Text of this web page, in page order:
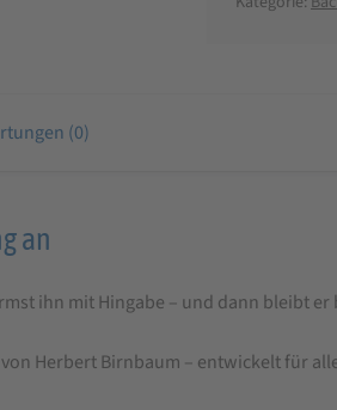
(0)
an
ihn mit Hingabe – und dann bleibt
Herbert Birnbaum – entwickelt für